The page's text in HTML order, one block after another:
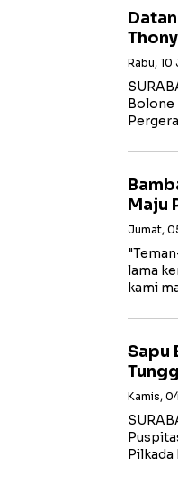
Rabu, 10
Bolone
Maju
Jumat,
lama
kami
Sapu
Kamis,